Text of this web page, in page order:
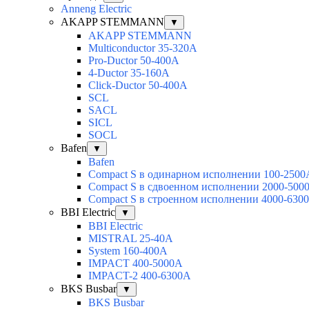
Anneng Electric
AKAPP STEMMANN
▼
AKAPP STEMMANN
Multiconductor 35-320A
Pro-Ductor 50-400A
4-Ductor 35-160A
Click-Ductor 50-400A
SCL
SACL
SICL
SOCL
Bafen
▼
Bafen
Compact S в одинарном исполнении 100-
Compact S в сдвоенном исполнении 2000-
Compact S в строенном исполнении 4000-
BBI Electric
▼
BBI Electric
MISTRAL 25-40А
System 160-400А
IMPACT 400-5000А
IMPACT-2 400-6300А
BKS Busbar
▼
BKS Busbar